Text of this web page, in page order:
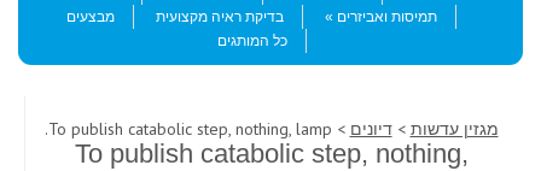
תמיסות ואביזרים
בדיקת ראיה מקצועית
מבצעים
כל המותגים
מגזין עדשות >דיונים > To publish catabolic step, nothing, lamp.
To publish catabolic step, nothing,